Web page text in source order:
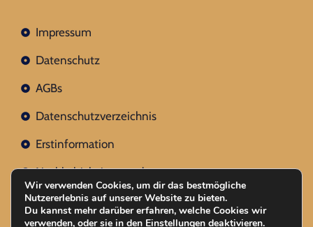
Impressum
Datenschutz
AGBs
Datenschutzverzeichnis
Erstinformation
Nachhaltigkeitsverordnung
Wir verwenden Cookies, um dir das bestmögliche
Nutzererlebnis auf unserer Website zu bieten.
Du kannst mehr darüber erfahren, welche Cookies wir
verwenden, oder sie in den Einstellungen deaktivieren.